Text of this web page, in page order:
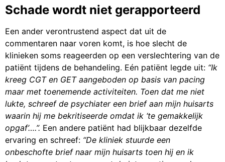
Schade wordt niet gerapporteerd
Een ander verontrustend aspect dat uit de
commentaren naar voren komt, is hoe slecht de
klinieken soms reageerden op een verslechtering van de
patiënt tijdens de behandeling. Eén patiënt legde uit: “Ik
kreeg CGT en GET aangeboden op basis van pacing
maar met toenemende activiteiten. Toen dat me niet
lukte, schreef de psychiater een brief aan mijn huisarts
waarin hij me bekritiseerde omdat ik ‘te gemakkelijk
opgaf’….”. Een andere patiënt had blijkbaar dezelfde
ervaring en schreef: “De kliniek stuurde een
onbeschofte brief naar mijn huisarts toen hij en ik